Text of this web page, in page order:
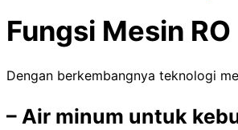
Fungsi Mesin RO
Dengan berkembangnya teknologi
– Air minum untuk